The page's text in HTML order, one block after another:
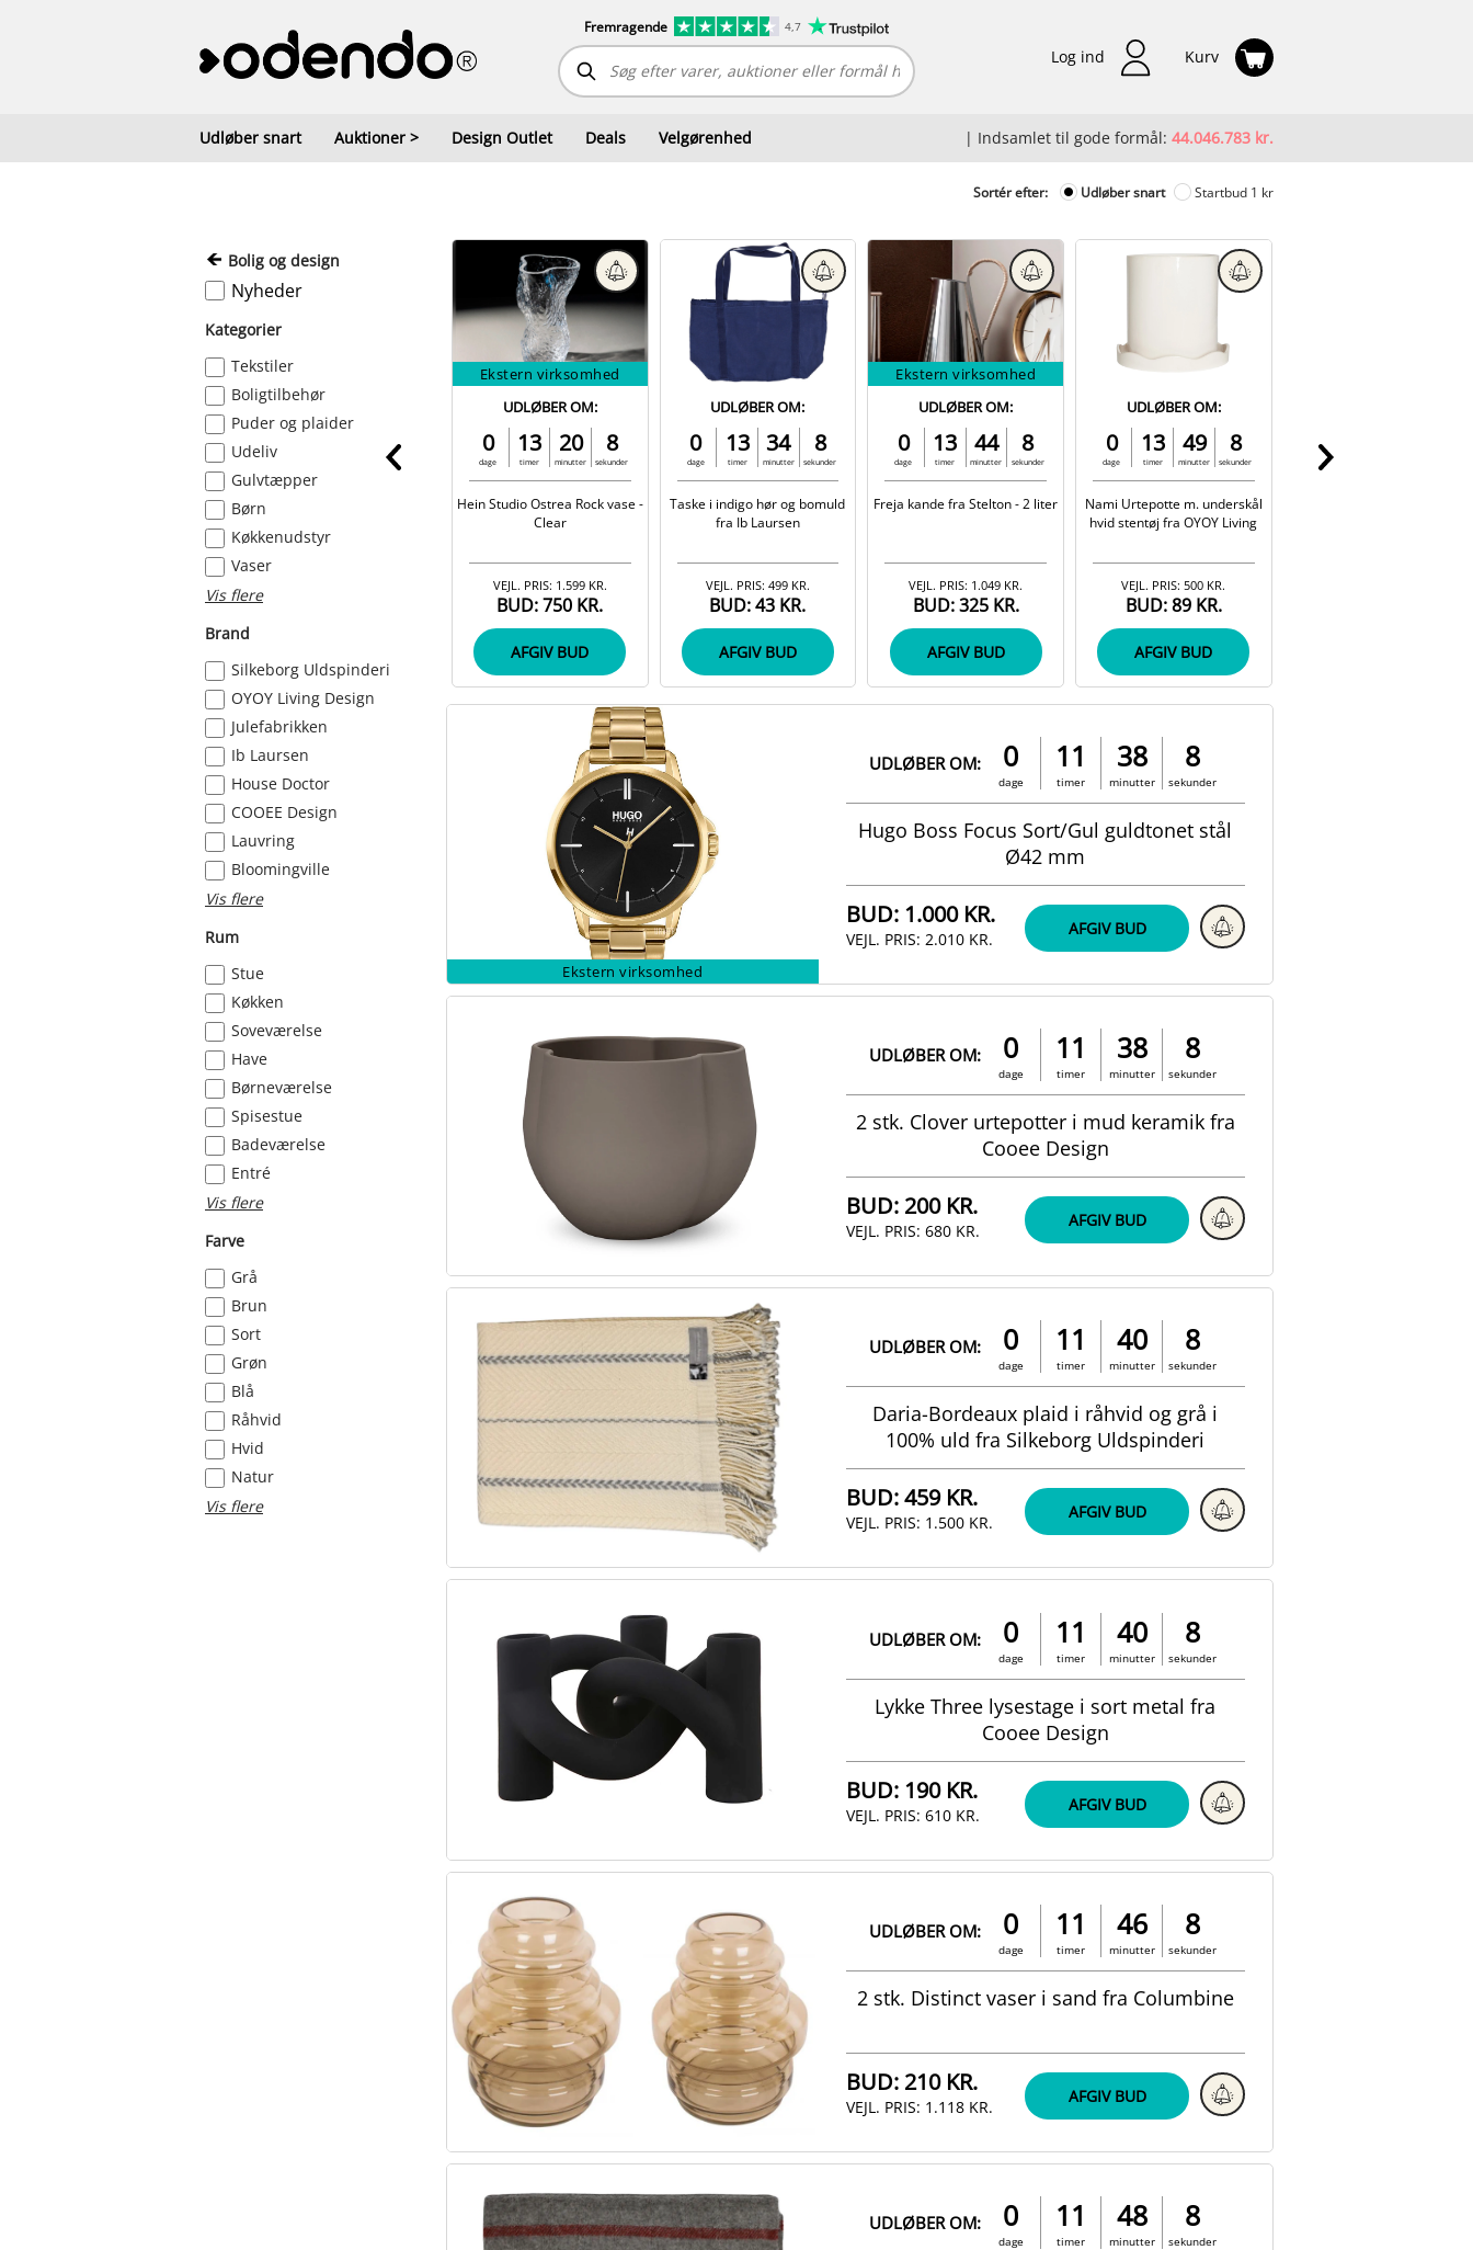
Fremragende 4,7
Log ind Kurv
Udløber snart Auktioner > Design Outlet Deals Velgørenhed | Indsamlet til gode formål: 44.046.783 kr.
Bolig og design
Nyheder
Kategorier
Tekstiler
Boligtilbehør
Puder og plaider
Udeliv
Gulvtæpper
Børn
Køkkenudstyr
Vaser
Vis flere
Brand
Silkeborg Uldspinderi
OYOY Living Design
Julefabrikken
Ib Laursen
House Doctor
COOEE Design
Lauvring
Bloomingville
Vis flere
Rum
Stue
Køkken
Soveværelse
Have
Børneværelse
Spisestue
Badeværelse
Entré
Vis flere
Farve
Grå
Brun
Sort
Grøn
Blå
Råhvid
Hvid
Natur
Vis flere
Sortér efter: Udløber snart Startbud 1 kr
Ekstern virksomhed
UDLØBER OM:
0
dage
13
timer
20
minutter
7
sekunder
Hein Studio Ostrea Rock vase -
Clear
BUD:750 KR.
VEJL. PRIS: 1.599 KR.
AFGIV BUD
UDLØBER OM:
0
dage
13
timer
34
minutter
7
sekunder
Taske i indigo hør og bomuld
fra Ib Laursen
BUD:43 KR.
VEJL. PRIS: 499 KR.
AFGIV BUD
Ekstern virksomhed
UDLØBER OM:
0
dage
13
timer
44
minutter
7
sekunder
Freja kande fra Stelton - 2 liter
BUD:325 KR.
VEJL. PRIS: 1.049 KR.
AFGIV BUD
UDLØBER OM:
0
dage
13
timer
49
minutter
7
sekunder
Nami Urtepotte m. underskål
hvid stentøj fra OYOY Living
BUD:89 KR.
VEJL. PRIS:500 KR.
AFGIV BUD
0
dage
Ekstern virksomhed
UDLØBER OM: 0
dage
11
timer
38
minutter
7
sekunder
Hugo Boss Focus Sort/Gul guldtonet stål
Ø42 mm
BUD: 1.000 KR.
VEJL. PRIS: 2.010 KR.
AFGIV BUD
UDLØBER OM: 0
dage
11
timer
38
minutter
7
sekunder
2 stk. Clover urtepotter i mud keramik fra
Cooee Design
BUD: 200 KR.
VEJL. PRIS: 680 KR.
AFGIV BUD
UDLØBER OM: 0
dage
11
timer
40
minutter
7
sekunder
Daria-Bordeaux plaid i råhvid og grå i
100% uld fra Silkeborg Uldspinderi
BUD:459 KR.
VEJL. PRIS: 1.500 KR.
AFGIV BUD
UDLØBER OM: 0
dage
11
timer
40
minutter
7
sekunder
Lykke Three lysestage i sort metal fra
Cooee Design
BUD: 190 KR.
VEJL. PRIS: 610 KR.
AFGIV BUD
UDLØBER OM: 0
dage
11
timer
46
minutter
7
sekunder
2 stk. Distinct vaser i sand fra Columbine
BUD: 210 KR.
VEJL. PRIS: 1.118 KR.
AFGIV BUD
UDLØBER OM: 0
dage
11
timer
48
minutter
7
sekunder